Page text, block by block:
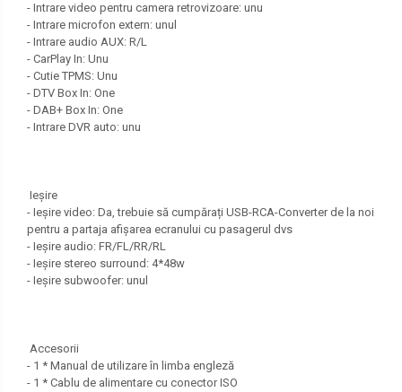
- Intrare video pentru camera retrovizoare: unu
- Intrare microfon extern: unul
- Intrare audio AUX: R/L
- CarPlay In: Unu
- Cutie TPMS: Unu
- DTV Box In: One
- DAB+ Box In: One
- Intrare DVR auto: unu
Ieșire
- Ieșire video: Da, trebuie să cumpărați USB-RCA-Converter de la noi
pentru a partaja afișarea ecranului cu pasagerul dvs
- Ieșire audio: FR/FL/RR/RL
- Ieșire stereo surround: 4*48w
- Ieșire subwoofer: unul
Accesorii
- 1 * Manual de utilizare în limba engleză
- 1 * Cablu de alimentare cu conector ISO